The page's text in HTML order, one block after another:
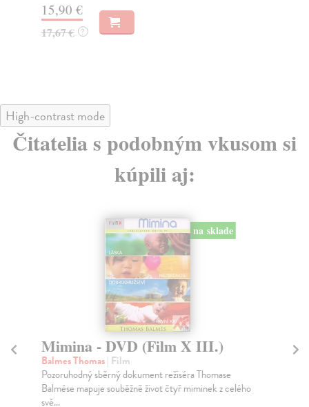
15,90 €
17,67 € ?
High-contrast mode
Čitatelia s podobným vkusom si
kúpili aj:
na sklade
Mimina - DVD (Film X III.)
Balmes Thomas| Film
Pozoruhodný sběrný dokument režiséra Thomase
Balmése mapuje souběžně život čtyř miminek z celého
svě...